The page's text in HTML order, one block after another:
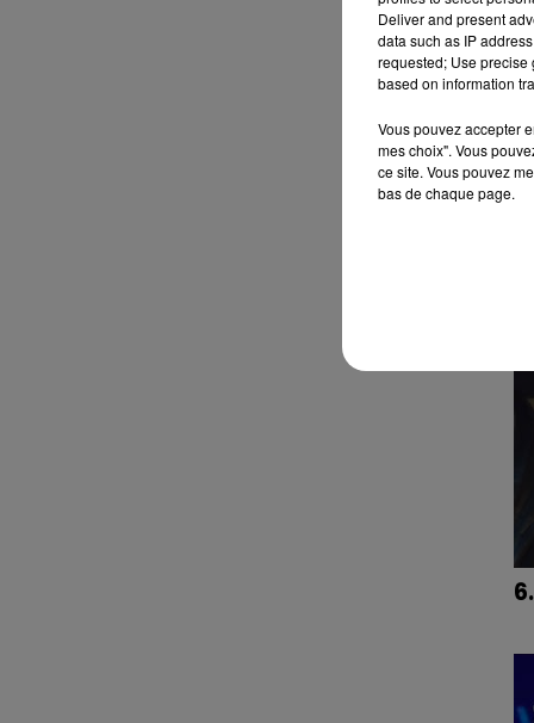
Deliver and present
data such as IP
requested; Use precise
based on information
Vous pouvez accepter
mes choix". Vous
ce site. Vous pouvez
bas de chaque page.